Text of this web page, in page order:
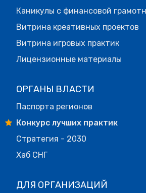
Каникулы с финансовой
Витрина креативных проектов
Витрина игровых практик
Лицензионные материалы
ОРГАНЫ ВЛАСТИ
Паспорта регионов
Конкурс лучших практик
Стратегия - 2030
Хаб СНГ
ДЛЯ ОРГАНИЗАЦИЙ